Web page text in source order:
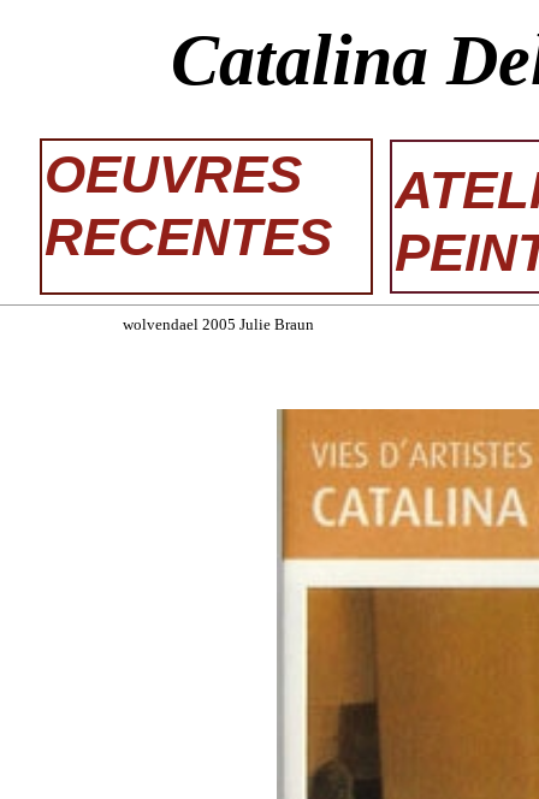
wolvendael 2005 Julie Braun
OEUVRES
RECENTES
Catalina